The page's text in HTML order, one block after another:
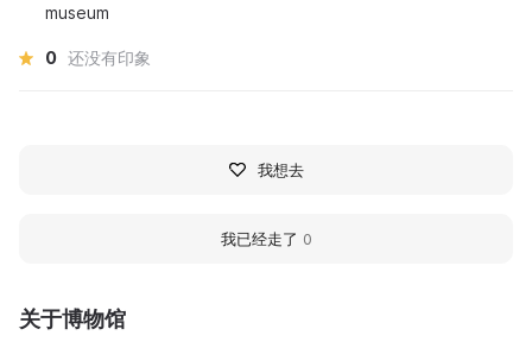
关于博物馆
museum
0 还没有印象
我想去
我已经走了 0